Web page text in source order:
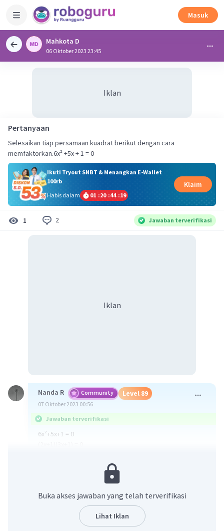
Masuk
Mahkota D
06 Oktober 2023 23:45
Iklan
Pertanyaan
Selesaikan tiap persamaan kuadrat berikut dengan cara
memfaktorkan.6x² +5x + 1 = 0
Ikuti Tryout SNBT & Menangkan E-Wallet
100rb
Habis dalam
01 :20 :44 :19
Klaim
1 2 Jawaban terverifikasi
Iklan
Nanda R Community Level 89
07 Oktober 2023 00:56
Jawaban terverifikasi
6x²+5x+1 = 0
Level 73
07 Oktober 2023 02:56
Buka akses jawaban yang telah terverifikasi
Lihat Iklan